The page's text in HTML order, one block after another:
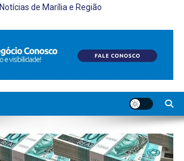
Notícias de Marília e Região